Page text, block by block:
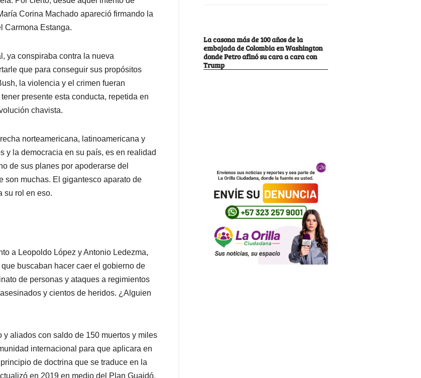
Corina Machado apareció firmando la
Carmona Estanga.
ya conspiraba contra la nueva
que para conseguir sus propósitos
la violencia y el crimen fueran
presente esta conducta, repetida en
chavista.
norteamericana, latinoamericana y
y la democracia en su país, es en realidad
de sus planes por apoderarse del
son muchas. El gigantesco aparato de
su rol en eso.
a Leopoldo López y Antonio Ledezma,
buscaban hacer caer el gobierno de
de personas y ataques a regimientos
y cientos de heridos. ¿Alguien
aliados con saldo de 150 muertos y miles
internacional para que aplicara en
de doctrina que se traduce en la
en 2019 en medio del Plan Guaidó.
La casona más de 100 años de la
embajada de Colombia en Washington
donde Petro afinó su cara a cara con
Trump